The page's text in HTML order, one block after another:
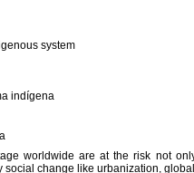
system
indígena
worldwide are at the risk not
social change like urbanization,